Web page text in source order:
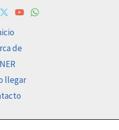
de
llegar